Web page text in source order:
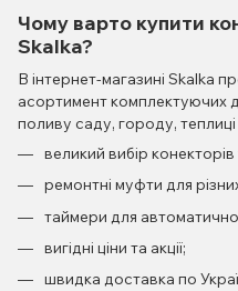
Чому варто купити
Skalka?
В інтернет-магазині Skalka
асортимент комплектуючих
поливу саду, городу,
великий вибір
ремонтні муфти для
таймери для
вигідні ціни та акції;
швидка доставка по